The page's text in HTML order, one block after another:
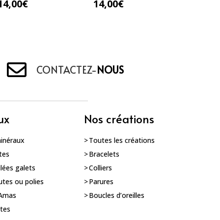
€ 14,00€
CONTACTEZ-NOUS
galets
ou polies
Nos créations
Toutes les créations
Bracelets
Colliers
Parures
Boucles d’oreilles